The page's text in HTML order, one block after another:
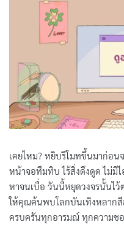
เคยไหม? หยิบรีโมทขึ้นมาก่อน
หน้าจอทึมทิบ ไร้สิ่งดึงดูด ไม่มีไ
หาจนเบื่อ วันนี้หยุดวงจรนั้นไว้
ให้คุณค้นพบโลกบันเทิงหลากสี
ครบครันทุกอารมณ์ ทุกความช